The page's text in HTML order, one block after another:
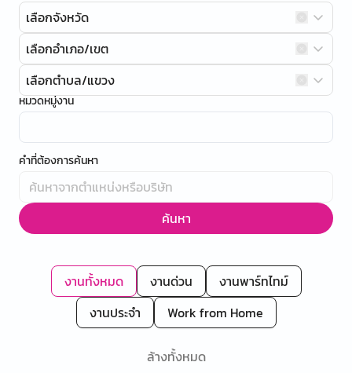
เลือกจังหวัด
เลือกอำเภอ/เขต
เลือกตำบล/แขวง
หมวดหมู่งาน
คำที่ต้องการค้นหา
ค้นหา
งานทั้งหมด งานด่วน
งานพาร์ทไทม์
งานประจำ
Work from Home
ล้างทั้งหมด